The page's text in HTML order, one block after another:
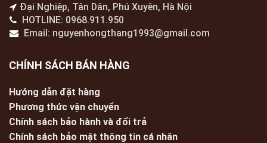
Đại Nghiệp, Tân Dân, Phú Xuyên, Hà Nội
HOTLINE: 0968.911.950
Email: nguyenhongthang1993@gmail.com
CHÍNH SÁCH BÁN HÀNG
Hướng dẫn đặt hàng
Phương thức vận chuyển
Chính sách bảo hành và đổi trả
Chính sách bảo mật thông tin cá nhân